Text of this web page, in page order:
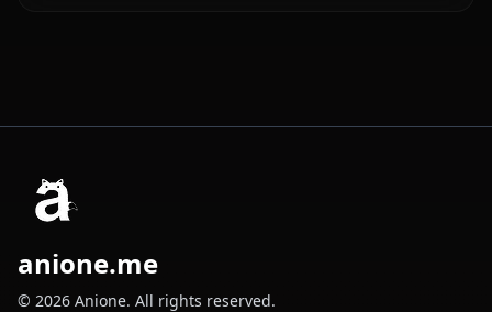
anione.me
© 2026 Anione. All rights reserved.